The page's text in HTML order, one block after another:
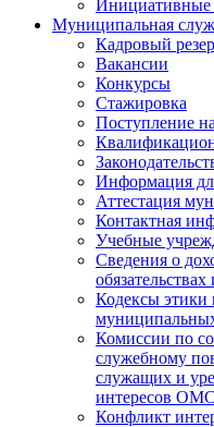
Инициативные
Муниципальная
Кадровый
Вакансии
Конкурсы
Стажировка
Поступление
Информация
Аттестация
Контактная
Учебные
Сведения о
Кодексы этики
Комиссии по
служебному
служащих и
интересов ОМС
Конфликт